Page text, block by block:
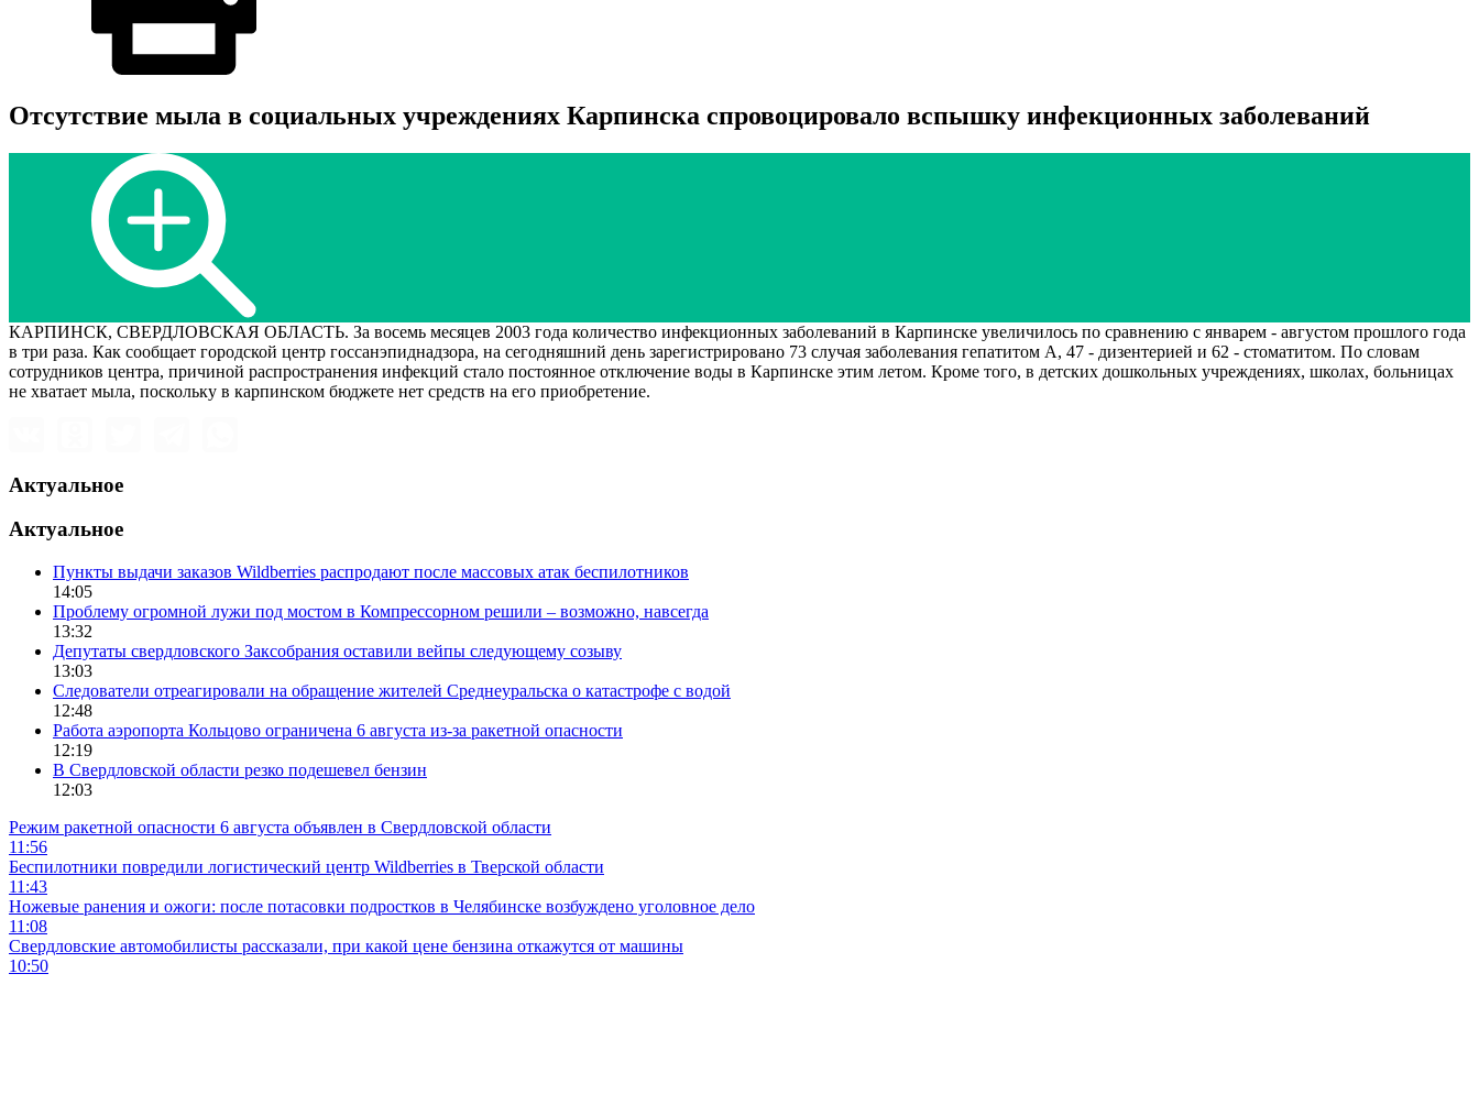
Отсутствие мыла в социальных учреждениях Карпинска спровоцировало вспышку инфекционных заболеваний
КАРПИНСК, СВЕРДЛОВСКАЯ ОБЛАСТЬ. За восемь месяцев 2003 года количество инфекционных заболеваний в Карпинске увеличилось по сравнению с январем - августом прошлого года
в три раза. Как сообщает городской центр госсанэпиднадзора, на сегодняшний день зарегистрировано 73 случая заболевания гепатитом А, 47 - дизентерией и 62 - стоматитом. По словам
сотрудников центра, причиной распространения инфекций стало постоянное отключение воды в Карпинске этим летом. Кроме того, в детских дошкольных учреждениях, школах, больницах
не хватает мыла, поскольку в карпинском бюджете нет средств на его приобретение.
Актуальное
Актуальное
Пункты выдачи заказов Wildberries распродают после массовых атак беспилотников
14:05
Проблему огромной лужи под мостом в Компрессорном решили – возможно, навсегда
13:32
Депутаты свердловского Заксобрания оставили вейпы следующему созыву
13:03
Следователи отреагировали на обращение жителей Среднеуральска о катастрофе с водой
12:48
Работа аэропорта Кольцово ограничена 6 августа из-за ракетной опасности
12:19
В Свердловской области резко подешевел бензин
12:03
Режим ракетной опасности 6 августа объявлен в Свердловской области
11:56
Беспилотники повредили логистический центр Wildberries в Тверской области
11:43
Ножевые ранения и ожоги: после потасовки подростков в Челябинске возбуждено уголовное дело
11:08
Свердловские автомобилисты рассказали, при какой цене бензина откажутся от машины
10:50